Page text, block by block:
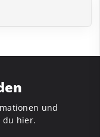
und
du hier.